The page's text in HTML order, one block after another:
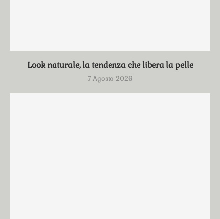
Look naturale, la tendenza che libera la pelle
7 Agosto 2026